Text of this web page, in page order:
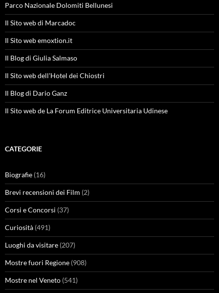
Parco Nazionale Dolomiti Bellunesi
Il Sito web di Marcadoc
Il Sito web emoxtion.it
Il Blog di Giulia Salmaso
Il Sito web dell'Hotel dei Chiostri
Il Blog di Dario Ganz
Il Sito web de La Forum Editrice Universitaria Udinese
CATEGORIE
Biografie (16)
Brevi recensioni dei Film (2)
Corsi e Concorsi (37)
Curiosità (491)
Luoghi da visitare (207)
Mostre fuori Regione (908)
Mostre nel Veneto (541)